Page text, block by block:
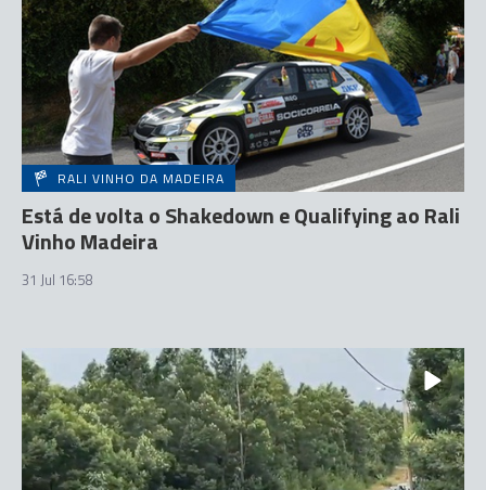
RALI VINHO DA MADEIRA
Está de volta o Shakedown e Qualifying ao Rali
Vinho Madeira
31 Jul 16:58